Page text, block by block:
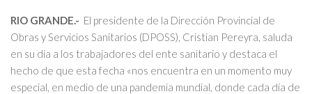
RIO GRANDE.- El presidente de la Dirección Provincial de
Obras y Servicios Sanitarios (DPOSS), Cristian Pereyra, saluda
en su día a los trabajadores del ente sanitario y destaca el
hecho de que esta fecha «nos encuentra en un momento muy
especial, en medio de una pandemia mundial, donde cada día de